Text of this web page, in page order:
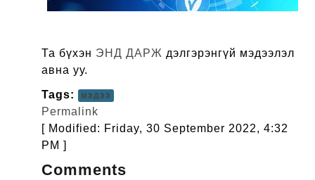
Та бүхэн ЭНД ДАРЖ дэлгэрэнгүй мэдээлэл
авна уу.
Tags: мэдээ
Permalink
[ Modified: Friday, 30 September 2022, 4:32
PM ]
Comments